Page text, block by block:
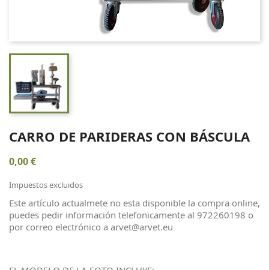
CARRO DE PARIDERAS CON BÁSCULA
0,00 €
Impuestos excluidos
Este artículo actualmete no esta disponible la compra online,
puedes pedir información telefonicamente al 972260198 o
por correo electrónico a arvet@arvet.eu